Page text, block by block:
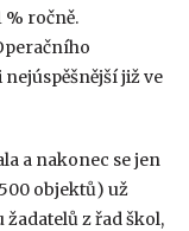
% ročně.
již ve
a nakonec se jen
objektů) už
z řad škol,